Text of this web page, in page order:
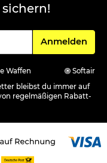
sichern!
Für den
Anmelden
Waffen
Softair
bleibst du immer auf
regelmäßigen Rabatt-